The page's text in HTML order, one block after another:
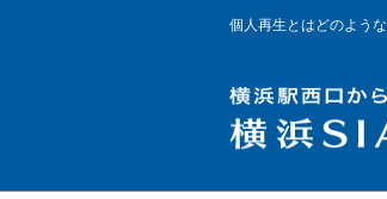
個人再生とはどのよう